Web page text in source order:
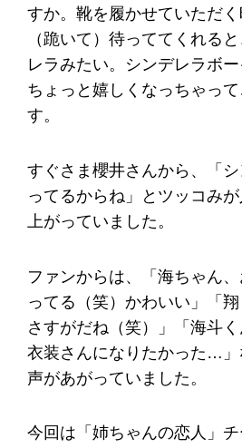
すか。靴を履かせていただ
（跪いて）待っててくれる
レラみたい。シンデレラボ
ちょっと嬉しくなっちゃっ
す。
すぐさま櫻井さんから、「
ってるからね」とツッコみ
上がっていました。
ファンからは、「海ちゃん
ってる（笑）かわいい」「翔
さすがだね（笑）」「海斗
衣装さんになりたかった…」
声があがっていました。
今回は「姉ちゃんの恋人」